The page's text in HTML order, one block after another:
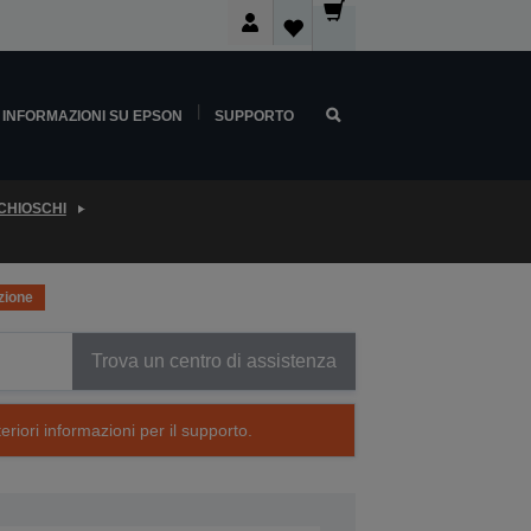
INFORMAZIONI SU EPSON SUPPORTO
Trova un centro di assistenza
informazioni per il supporto.